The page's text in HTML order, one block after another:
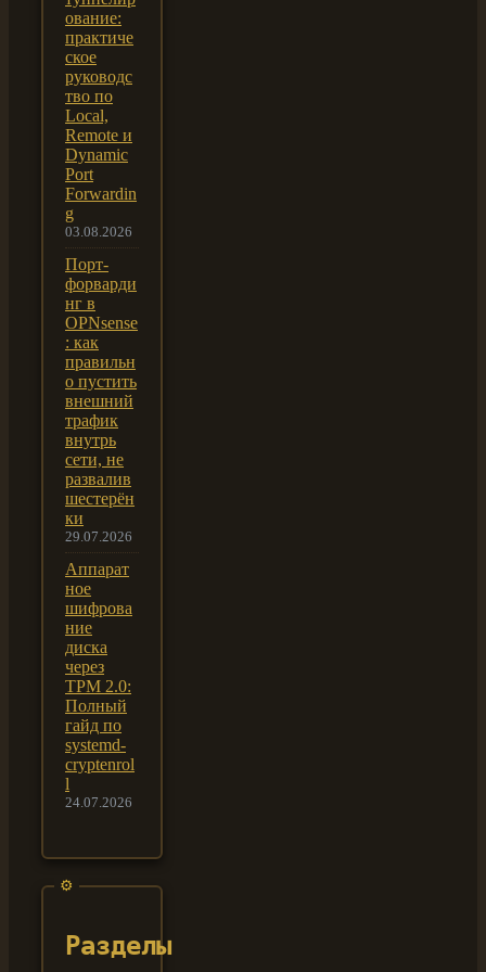
ование:
практиче
ское
руководс
тво по
Local,
Remote и
Dynamic
Port
Forwardin
g
03.08.2026
Порт-
форварди
нг в
OPNsense
: как
правильн
о пустить
внешний
трафик
внутрь
сети, не
развалив
шестерён
ки
29.07.2026
Аппарат
ное
шифрова
ние
диска
через
TPM 2.0:
Полный
гайд по
systemd-
cryptenrol
l
24.07.2026
Разделы